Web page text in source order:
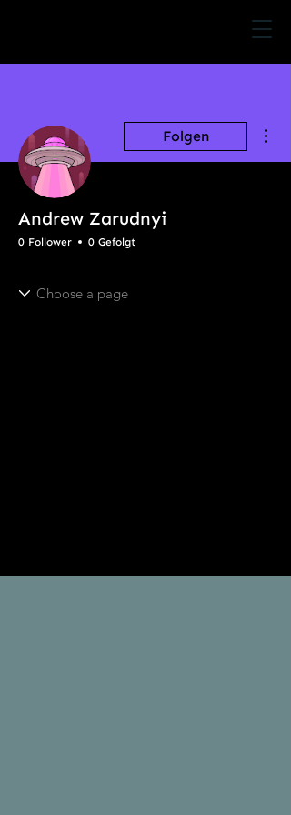
Folgen
Andrew Zarudnyi
0 Follower 0 Gefolgt